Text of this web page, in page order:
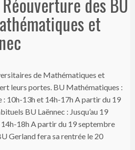
et
de Mathématiques et
leurs portes. BU Mathématiques :
: 10h-13h et 14h-17h A partir du 19
BU Laënnec : Jusqu’au 19
18h A partir du 19 septembre
Gerland fera sa rentrée le 20